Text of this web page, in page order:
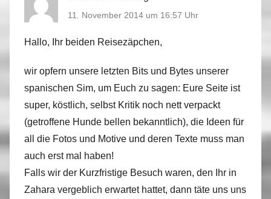
11. November 2014 um 16:57 Uhr
Hallo, Ihr beiden Reisezäpchen,
wir opfern unsere letzten Bits und Bytes unserer
spanischen Sim, um Euch zu sagen: Eure Seite ist
super, köstlich, selbst Kritik noch nett verpackt
(getroffene Hunde bellen bekanntlich), die Ideen für
all die Fotos und Motive und deren Texte muss man
auch erst mal haben!
Falls wir der Kurzfristige Besuch waren, den Ihr in
Zahara vergeblich erwartet hattet, dann täte uns uns